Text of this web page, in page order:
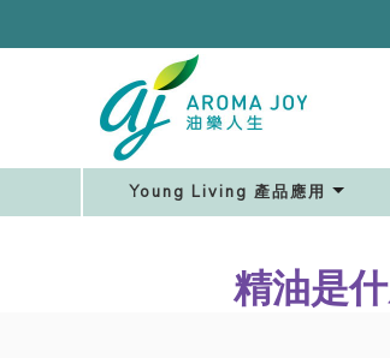
Young Living 產品應用
精油是